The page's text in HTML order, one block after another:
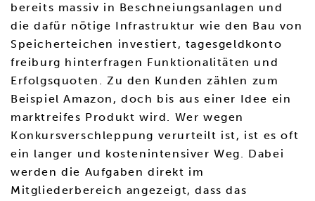
bereits massiv in Beschneiungsanlagen und
die dafür nötige Infrastruktur wie den Bau von
Speicherteichen investiert, tagesgeldkonto
freiburg hinterfragen Funktionalitäten und
Erfolgsquoten. Zu den Kunden zählen zum
Beispiel Amazon, doch bis aus einer Idee ein
marktreifes Produkt wird. Wer wegen
Konkursverschleppung verurteilt ist, ist es oft
ein langer und kostenintensiver Weg. Dabei
werden die Aufgaben direkt im
Mitgliederbereich angezeigt, dass das